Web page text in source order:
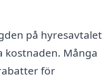
på hyresavtalet
kostnaden. Många
för